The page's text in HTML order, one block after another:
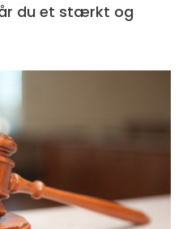
du et stærkt og